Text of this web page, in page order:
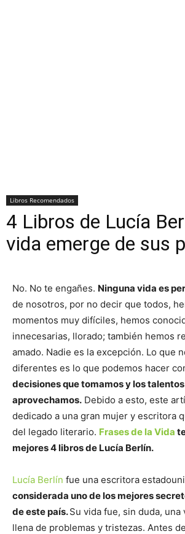
Libros Recomendados
4 Libros de Lucía
vida emerge de sus
No. No te engañes. Ninguna vida es
de nosotros, por no decir que todos,
momentos muy difíciles, hemos
innecesarias, llorado; también hemos
amado. Nadie es la excepción. Lo que
diferentes es lo que podemos hacer
decisiones que tomamos y los
aprovechamos. Debido a esto, este
dedicado a una gran mujer y escritora
del legado literario. Frases de la Vida
mejores 4 libros de Lucía Berlín.
Lucía Berlín fue una escritora
considerada uno de los mejores
de este país.Su vida fue, sin duda, una
llena de problemas y tristezas. Antes